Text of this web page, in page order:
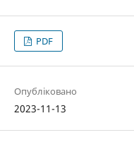
PDF
Опубліковано
2023-11-13